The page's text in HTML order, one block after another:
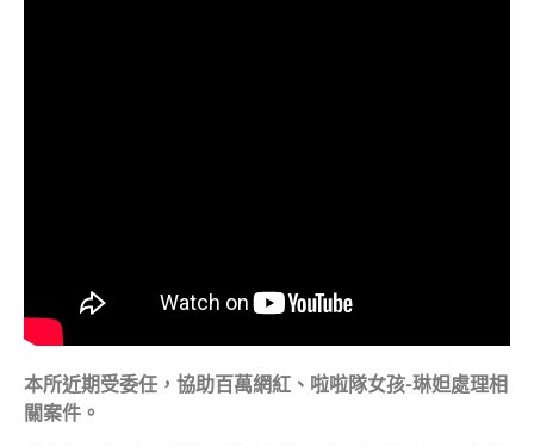
本所近期受委任，協助百萬網紅、啦啦隊女孩-琳妲處理相
關案件。